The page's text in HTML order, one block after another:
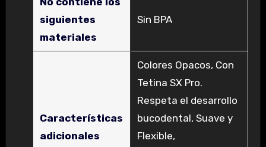
siguientes
materiales
‎Sin BPA
Características
adicionales
‎Colores Opacos, Con
Tetina SX Pro.
Respeta el desarrollo
bucodental, Suave y
Flexible,